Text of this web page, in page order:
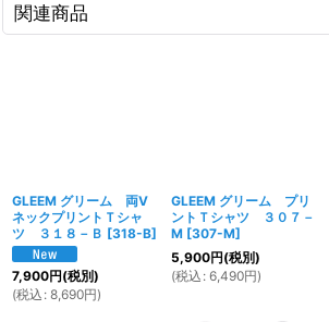
関連商品
GLEEM グリーム 両V
ネックプリントＴシャ
ツ ３１８－Ｂ [318-B]
7,900円(税別)
(税込 : 8,690円)
GLEEM グリーム プリ
ントＴシャツ ３０７－
M [307-M]
5,900円(税別)
(税込 : 6,490円)